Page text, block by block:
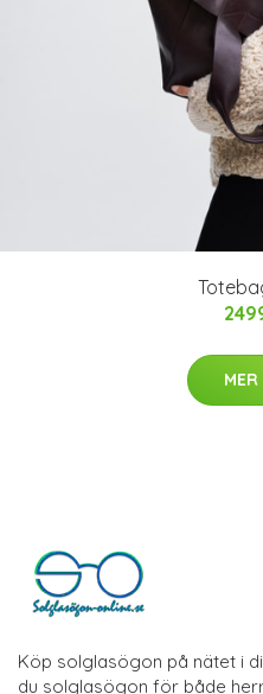
Köp solglasögon på nätet i
du solglasögon för både